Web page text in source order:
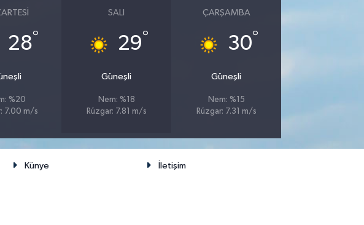
28°
%20
7.00 m/s
SALI
29°
Güneşli
Nem: %18
Rüzgar: 7.81 m/s
ÇARŞAMBA
30°
Güneşli
Nem: %15
Rüzgar: 7.31 m/s
Künye İletişim